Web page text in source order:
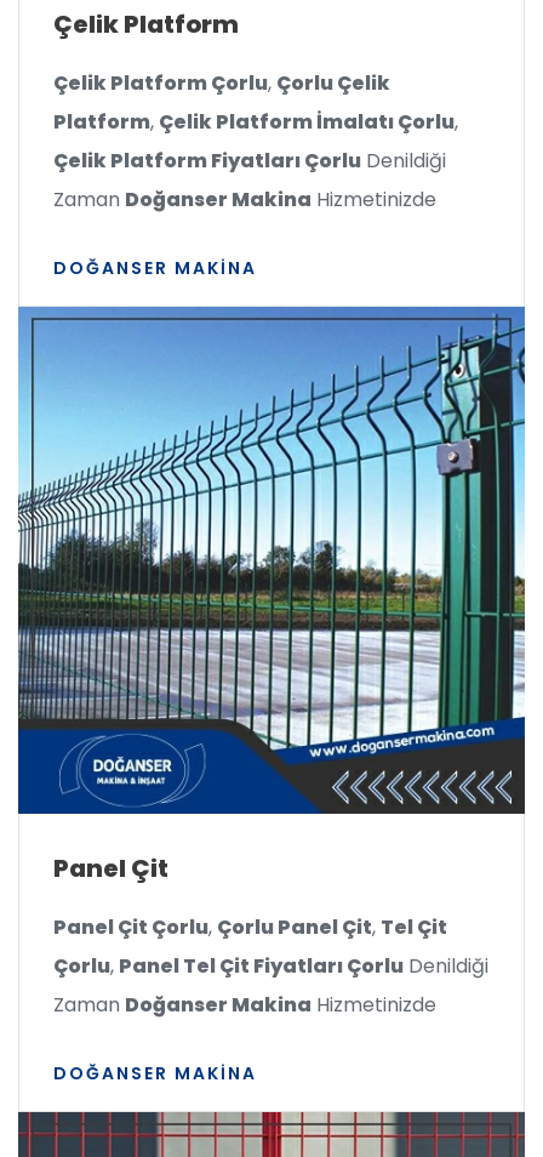
Çelik Platform
Çelik Platform Çorlu, Çorlu Çelik
Platform, Çelik Platform İmalatı Çorlu,
Çelik Platform Fiyatları Çorlu Denildiği
Zaman Doğanser Makina Hizmetinizde
DOĞANSER MAKINA
Panel Çit
Panel Çit Çorlu, Çorlu Panel Çit, Tel Çit
Çorlu, Panel Tel Çit Fiyatları Çorlu Denildiği
Zaman Doğanser Makina Hizmetinizde
DOĞANSER MAKINA